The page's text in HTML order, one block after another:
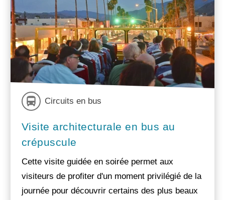
Circuits en bus
Visite architecturale en bus au
crépuscule
Cette visite guidée en soirée permet aux
visiteurs de profiter d'un moment privilégié de la
journée pour découvrir certains des plus beaux